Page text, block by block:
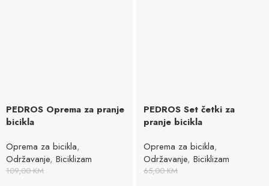
PEDROS Oprema za pranje
bicikla
Oprema za bicikla,
Održavanje, Biciklizam
109,00KM
PEDROS Set četki za
pranje bicikla
Oprema za bicikla,
Održavanje, Biciklizam
65,00KM